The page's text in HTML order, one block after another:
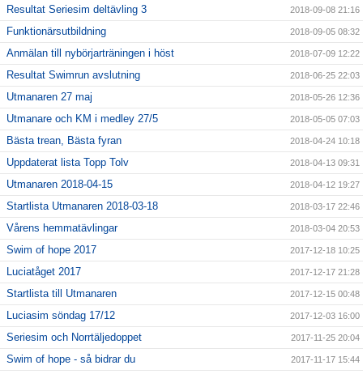
Resultat Seriesim deltävling 3 2018-09-08 21:16
Funktionärsutbildning 2018-09-05 08:32
Anmälan till nybörjarträningen i höst 2018-07-09 12:22
Resultat Swimrun avslutning 2018-06-25 22:03
Utmanaren 27 maj 2018-05-26 12:36
Utmanare och KM i medley 27/5 2018-05-05 07:03
Bästa trean, Bästa fyran 2018-04-24 10:18
Uppdaterat lista Topp Tolv 2018-04-13 09:31
Utmanaren 2018-04-15 2018-04-12 19:27
Startlista Utmanaren 2018-03-18 2018-03-17 22:46
Vårens hemmatävlingar 2018-03-04 20:53
Swim of hope 2017 2017-12-18 10:25
Luciatåget 2017 2017-12-17 21:28
Startlista till Utmanaren 2017-12-15 00:48
Luciasim söndag 17/12 2017-12-03 16:00
Seriesim och Norrtäljedoppet 2017-11-25 20:04
Swim of hope - så bidrar du 2017-11-17 15:44